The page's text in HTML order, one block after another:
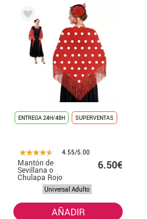
ENTREGA 24H/48H SUPERVENTAS
4.55/5.00
Mantón de
Sevillana o
Chulapa Rojo
con Lunares
blancos de
6.50€
Universal Adulto
AÑADIR